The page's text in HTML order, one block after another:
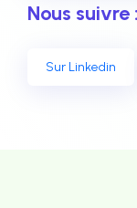
Nous suivre :
Sur Linkedin